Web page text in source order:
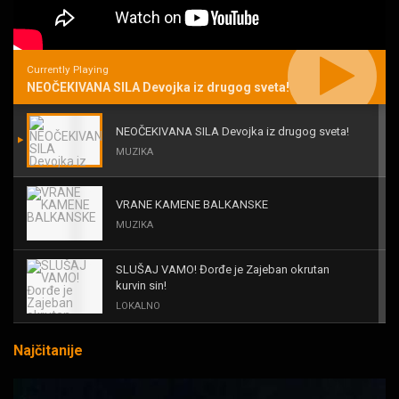
Currently Playing
NEOČEKIVANA SILA Devojka iz drugog sveta!
NEOČEKIVANA SILA Devojka iz drugog sveta!
MUZIKA
VRANE KAMENE BALKANSKE
MUZIKA
SLUŠAJ VAMO! Đorđe je Zajeban okrutan
kurvin sin!
LOKALNO
Najčitanije